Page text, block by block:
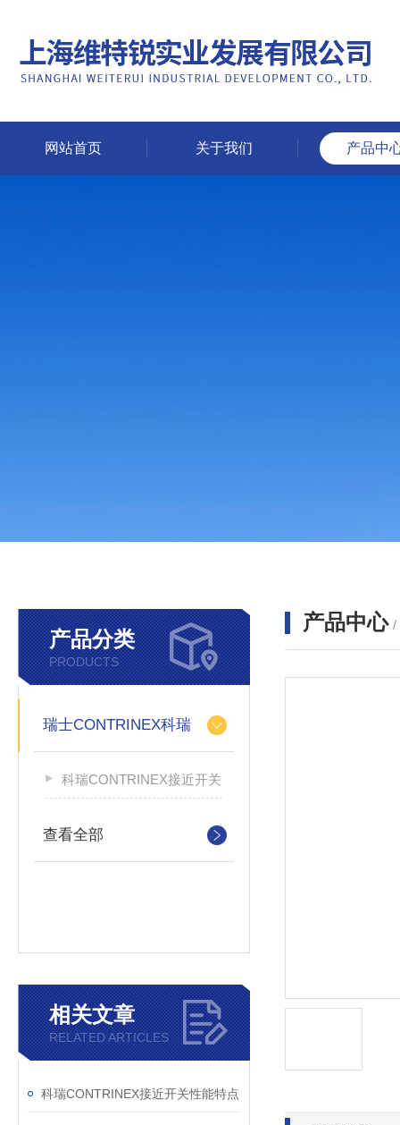
网站首页 关于我们 产品中
产品分类
PRODUCTS
瑞士CONTRINEX科瑞
科瑞CONTRINEX接近开关
查看全部
相关文章
RELATED ARTICLES
科瑞CONTRINEX接近开关性能特点
产品中心 /